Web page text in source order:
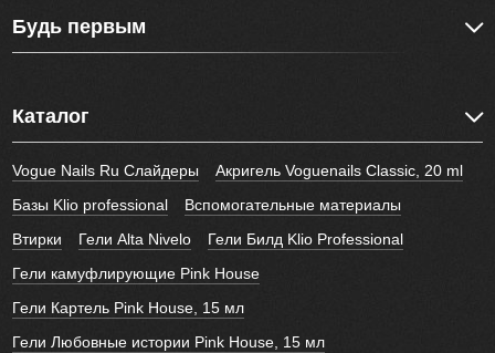
Будь первым
Каталог
Vogue Nails Ru Слайдеры
Акригель Voguenails Classic, 20 ml
Базы Klio professional
Вспомогательные материалы
Втирки
Гели Alta Nivelo
Гели Билд Klio Professional
Гели камуфлирующие Pink House
Гели Картель Pink House, 15 мл
Гели Любовные истории Pink House, 15 мл